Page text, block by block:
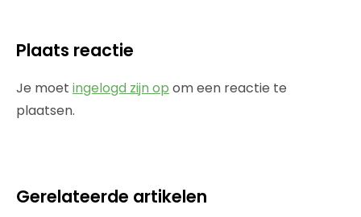
Plaats reactie
Je moet ingelogd zijn op om een reactie te
plaatsen.
Gerelateerde artikelen